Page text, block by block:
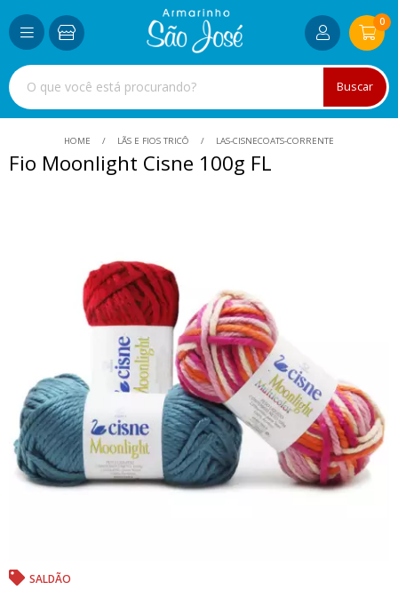
Buscar
0
HOME LÃS E FIOS TRICÔ LAS-CISNECOATS-CORRENTE
Fio Moonlight Cisne 100g FL
SALDÃO